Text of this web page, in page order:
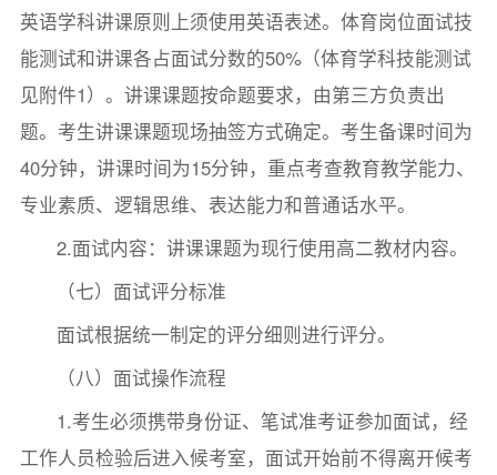
英语学科讲课原则上须使用英语表述。体育岗位面试技
能测试和讲课各占面试分数的50%（体育学科技能测试
见附件1）。讲课课题按命题要求，由第三方负责出
题。考生讲课课题现场抽签方式确定。考生备课时间为
40分钟，讲课时间为15分钟，重点考查教育教学能力、
专业素质、逻辑思维、表达能力和普通话水平。
2.面试内容：讲课课题为现行使用高二教材内容。
（七）面试评分标准
面试根据统一制定的评分细则进行评分。
（八）面试操作流程
1.考生必须携带身份证、笔试准考证参加面试，经
工作人员检验后进入候考室，面试开始前不得离开候考